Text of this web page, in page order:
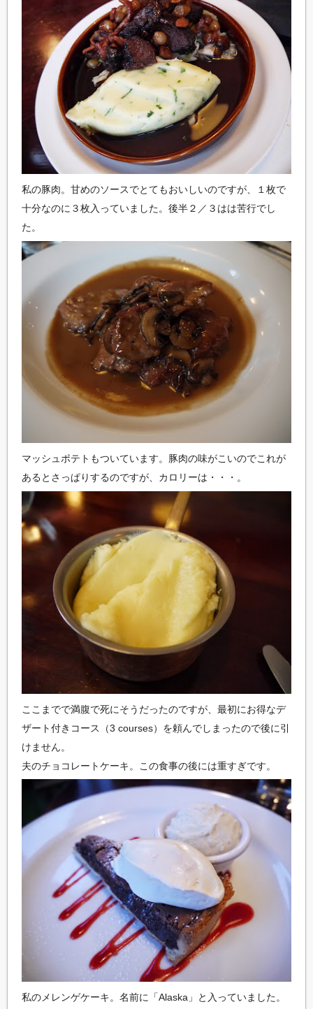
私の豚肉。甘めのソースでとてもおいしいのですが、１枚で
十分なのに３枚入っていました。後半２／３はは苦行でし
た。
マッシュポテトもついています。豚肉の味がこいのでこれが
あるとさっぱりするのですが、カロリーは・・・。
ここまでで満腹で死にそうだったのですが、最初にお得なデ
ザート付きコース（3 courses）を頼んでしまったので後に引
けません。
夫のチョコレートケーキ。この食事の後には重すぎです。
私のメレンゲケーキ。名前に「Alaska」と入っていました。